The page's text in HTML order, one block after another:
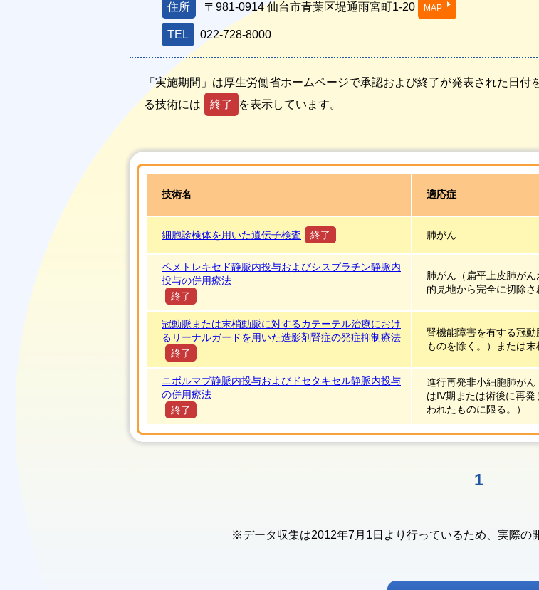
住所 〒981-0914 仙台市青葉区堤通雨宮町1-20 MAP
TEL 022-728-8000
「実施期間」は厚生労働省ホームページで承認および終了が発表された日
る技術には
終了 を表示しています。
技術名 適応症
細胞診検体を用いた遺伝子検査 終了 肺がん
ペメトレキセド静脈内投与およびシスプラチン静脈内
投与の併用療法
終了
肺がん（扁平上皮肺が
的見地から完全に切除さ
冠動脈または末梢動脈に対するカテーテル治療におけ
るリーナルガードを用いた造影剤腎症の発症抑制療法
終了
腎機能障害を有する冠
ものを除く。）または末
ニボルマブ静脈内投与およびドセタキセル静脈内投与
の併用療法
終了
進行再発非小細胞肺がん
はIV期または術後に再
われたものに限る。）
1
※データ収集は2012年7月1日より行っているため、実際の